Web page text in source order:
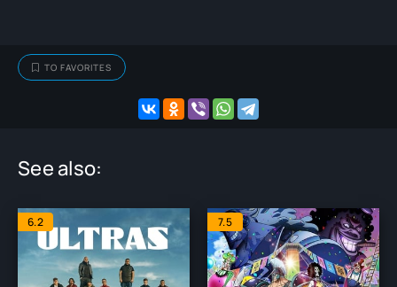
TO FAVORITES
See also:
6.2 7.5